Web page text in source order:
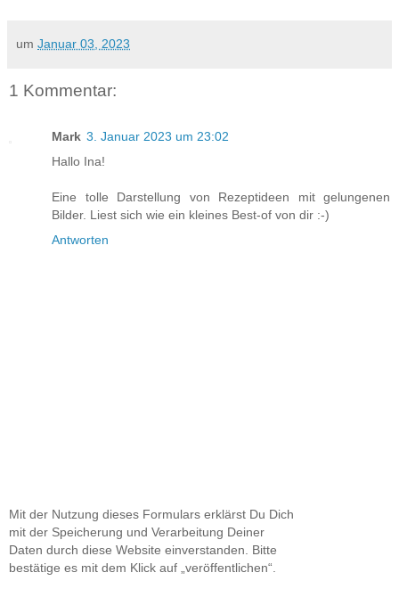
um Januar 03, 2023
1 Kommentar:
Mark 3. Januar 2023 um 23:02
Hallo Ina!
Eine tolle Darstellung von Rezeptideen mit gelungenen
Bilder. Liest sich wie ein kleines Best-of von dir :-)
Antworten
Mit der Nutzung dieses Formulars erklärst Du Dich
mit der Speicherung und Verarbeitung Deiner
Daten durch diese Website einverstanden. Bitte
bestätige es mit dem Klick auf „veröffentlichen“.